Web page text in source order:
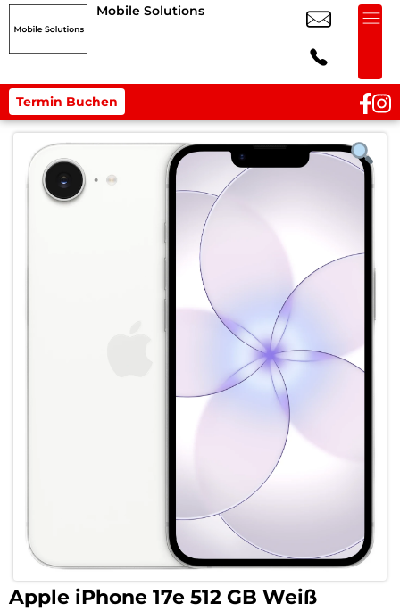
Mobile Solutions
Termin Buchen
Apple iPhone 17e 512 GB Weiß